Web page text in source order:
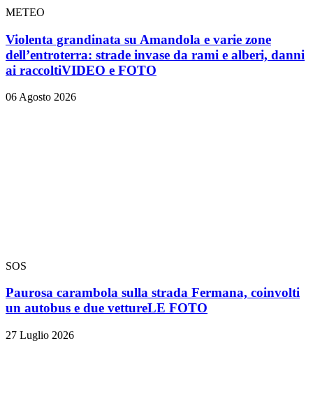
METEO
Violenta grandinata su Amandola e varie zone
dell’entroterra: strade invase da rami e alberi, danni
ai raccoltiVIDEO e FOTO
06 Agosto 2026
SOS
Paurosa carambola sulla strada Fermana, coinvolti
un autobus e due vettureLE FOTO
27 Luglio 2026